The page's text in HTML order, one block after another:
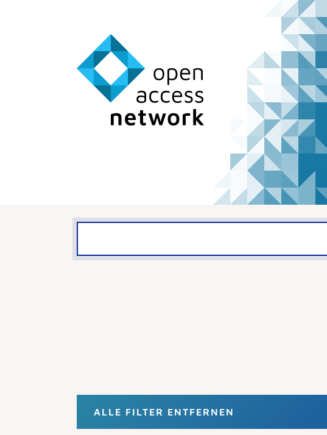
ALLE FILTER ENTFERNEN